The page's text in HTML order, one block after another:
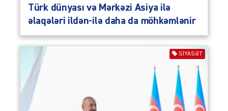
Türk dünyası və Mərkəzi Asiya ilə
əlaqələri ildən-ilə daha da möhkəmlənir
SIYASƏT